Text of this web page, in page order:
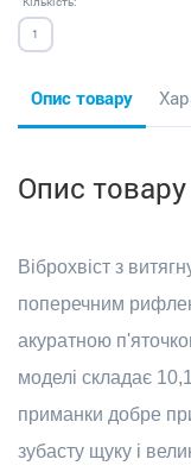
Опис товару
Опис товару
Віброхвіст з
поперечним
акуратною
моделі складає
приманки добре
зубасту щуку і